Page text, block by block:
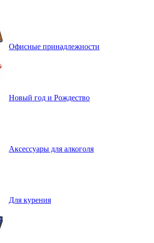
Офисные принадлежности
Новый год и Рождество
Аксессуары для алкоголя
Для курения